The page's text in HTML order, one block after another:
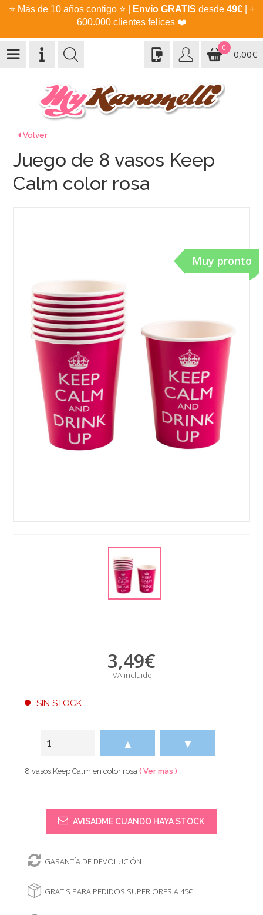
⭐ Más de 10 años contigo ⭐ Envío GRATIS desde 49€| +
600.000 clientes felices ❤️
0
0,00€
Volver
Muy pronto
Juego de 8 vasos Keep
Calm color rosa
3,49€
IVA incluido
SIN STOCK
▲ ▼
8 vasos Keep Calm en color rosa( Ver más )
AVISADME CUANDO HAYA STOCK
GARANTÍA DE DEVOLUCIÓN
GRATIS PARA PEDIDOS SUPERIORES A 45€